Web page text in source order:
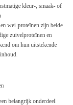
kleur-, smaak- of
en wei-proteïnen zijn beide
zuivelproteïnen en
om hun uitstekende
belangrijk onderdeel